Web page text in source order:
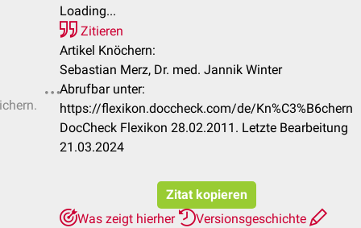
Loading...
Zitieren
Artikel Knöchern:
Sebastian Merz, Dr. med. Jannik Winter
Abrufbar unter:
https://flexikon.doccheck.com/de/Kn%C3%B6chern
DocCheck Flexikon 28.02.2011. Letzte Bearbeitung
21.03.2024
Zitat kopieren
Was zeigt hierher
Versionsgeschichte